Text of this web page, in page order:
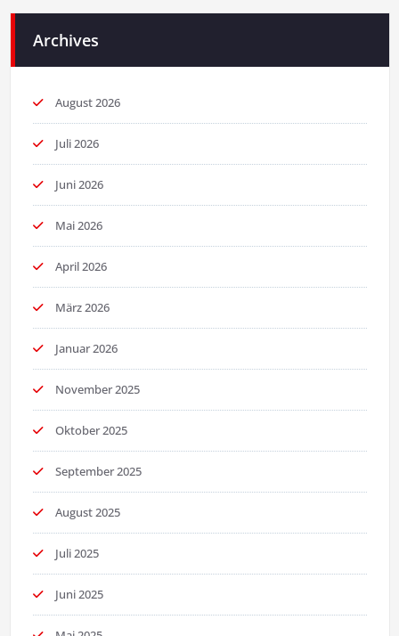
Archives
August 2026
Juli 2026
Juni 2026
Mai 2026
April 2026
März 2026
Januar 2026
November 2025
Oktober 2025
September 2025
August 2025
Juli 2025
Juni 2025